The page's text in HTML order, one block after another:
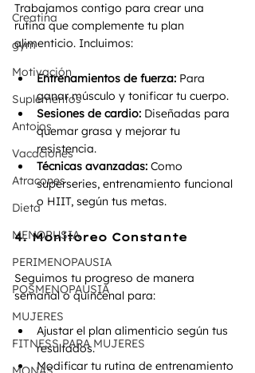
Creatina
gym
Motivación
Suplementos
Antojos
Vacaciones
Atracones
Dieta
MENOPUSIA
PERIMENOPAUSIA
POSMENOPAUSIA
MUJERES
FITNESS PARA MUJERES
Trabajamos contigo para crear una
rutina que complemente tu plan
alimenticio. Incluimos:
Entrenamientos de fuerza: Para
ganar músculo y tonificar tu cuerpo.
Sesiones de cardio: Diseñadas para
quemar grasa y mejorar tu
resistencia.
Técnicas avanzadas: Como
superseries, entrenamiento funcional
o HIIT, según tus metas.
4. Monitoreo Constante
Seguimos tu progreso de manera
semanal o quincenal para:
Ajustar el plan alimenticio según tus
resultados.
Modificar tu rutina de entrenamiento